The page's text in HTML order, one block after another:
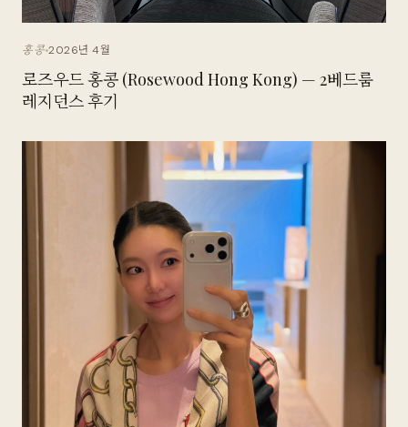
홍콩 2026년 4월
로즈우드 홍콩 (Rosewood Hong Kong) — 2베드룸
레지던스 후기